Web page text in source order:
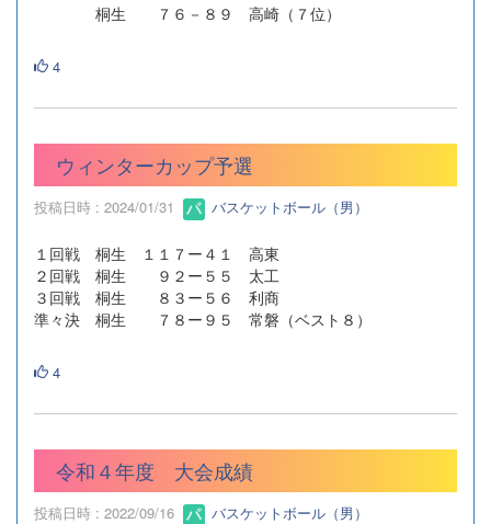
桐生 ７６－８９ 高崎（７位）
4
ウィンターカップ予選
投稿日時 : 2024/01/31 バスケットボール（男）
１回戦 桐生 １１７ー４１ 高東
２回戦 桐生 ９２ー５５ 太工
３回戦 桐生 ８３ー５６ 利商
準々決 桐生 ７８ー９５ 常磐（ベスト８）
4
令和４年度 大会成績
投稿日時 : 2022/09/16 バスケットボール（男）